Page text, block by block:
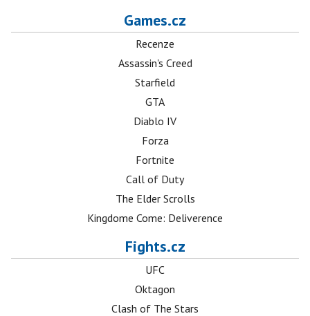
Games.cz
Recenze
Assassin's Creed
Starfield
GTA
Diablo IV
Forza
Fortnite
Call of Duty
The Elder Scrolls
Kingdome Come: Deliverence
Fights.cz
UFC
Oktagon
Clash of The Stars